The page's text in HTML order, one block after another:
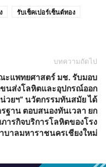
รับเช็คเปอร์เซ็นต์ทอง
บทความถัดไป
ะแพทยศาสตร์ มช. รับมอบ
ขนส่งโลหิตและอุปกรณ์ออก
วยฯ” นวัตกรรมทันสมัย ได้
ฐาน ตอบสนองทันเวลา ยก
ารกิจบริการโลหิตของโรง
บาลมหาราชนครเชียงใหม่